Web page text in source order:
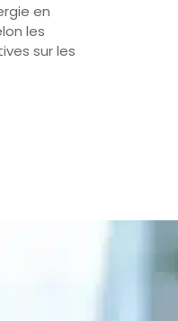
en
les
sur les